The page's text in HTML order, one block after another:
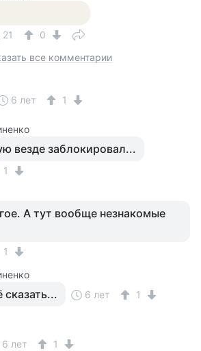
21
0
все комментарии
6 лет 1
везде заблокировал...
1
А тут вообще незнакомые
1
6 лет 1
6 лет 1